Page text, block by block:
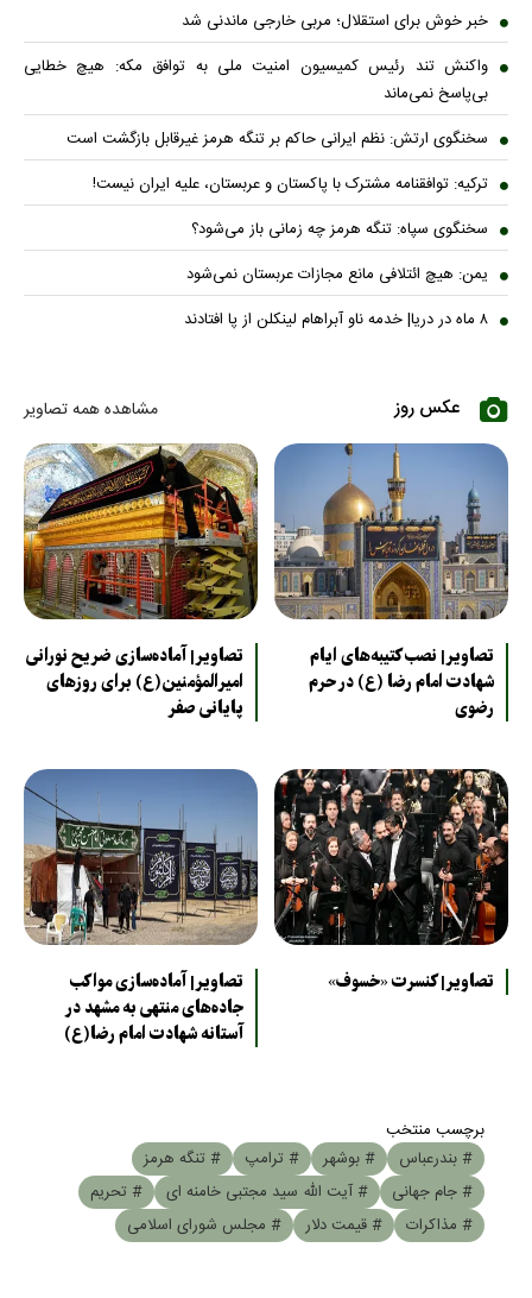
خبر خوش برای استقلال؛ مربی خارجی ماندنی شد
واکنش تند رئیس کمیسیون امنیت ملی به توافق مکه: هیچ خطایی
بی‌پاسخ نمی‌ماند
سخنگوی ارتش: نظم ایرانی حاکم بر تنگه هرمز غیرقابل بازگشت است
ترکیه: توافقنامه مشترک با پاکستان و عربستان، علیه ایران نیست!
سخنگوی سپاه: تنگه هرمز چه زمانی باز می‌شود؟
یمن: هیچ ائتلافی مانع مجازات عربستان نمی‌شود
۸ ماه در دریا| خدمه ناو آبراهام لینکلن از پا افتادند
عکس روز مشاهده همه تصاویر
تصاویر| نصب کتیبه‌های ایام
شهادت امام رضا (ع) در حرم
رضوی
تصاویر| آماده‌سازی ضریح نورانی
امیرالمؤمنین(ع) برای روزهای
پایانی صفر
تصاویر| کنسرت «خسوف»
تصاویر| آماده‌سازی مواکب
جاده‌های منتهی به مشهد در
آستانه شهادت امام رضا(ع)
برچسب منتخب
# بندرعباس
# بوشهر # ترامپ
# تنگه هرمز
# جام جهانی
# آیت الله سید مجتبی خامنه ای
# تحریم
# مذاکرات
# قیمت دلار # مجلس شورای اسلامی